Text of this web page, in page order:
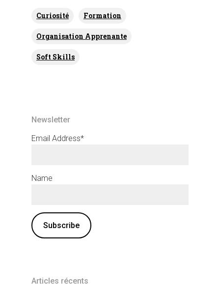
Curiosité Formation
Organisation Apprenante
Soft Skills
Newsletter
Email Address*
Name
Articles récents